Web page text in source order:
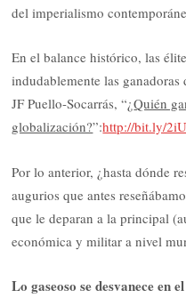
del imperialismo
En el balance histórico, las
indudablemente las
JF Puello-Socarrás, “¿Quién
globalización?”:http://bit.ly/
Por lo anterior, ¿hasta dónde
augurios que antes
que le deparan a la principal
económica y militar a nivel
Lo gaseoso se desvanece en